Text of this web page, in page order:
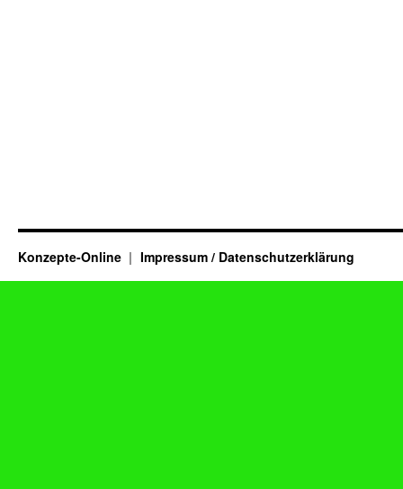
Konzepte-Online Impressum / Datenschutzerklärung